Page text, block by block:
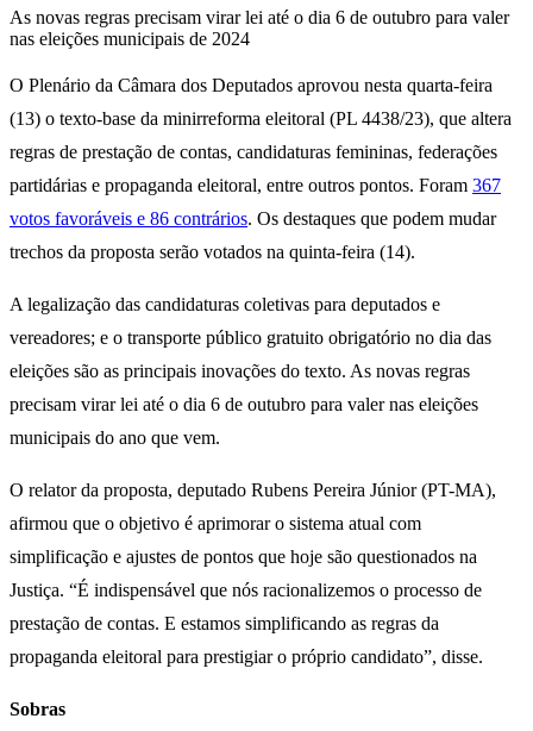
As novas regras precisam virar lei até o dia 6 de outubro para valer
nas eleições municipais de 2024
O Plenário da Câmara dos Deputados aprovou nesta quarta-feira
(13) o texto-base da minirreforma eleitoral (PL 4438/23), que altera
regras de prestação de contas, candidaturas femininas, federações
partidárias e propaganda eleitoral, entre outros pontos. Foram 367
votos favoráveis e 86 contrários. Os destaques que podem mudar
trechos da proposta serão votados na quinta-feira (14).
A legalização das candidaturas coletivas para deputados e
vereadores; e o transporte público gratuito obrigatório no dia das
eleições são as principais inovações do texto. As novas regras
precisam virar lei até o dia 6 de outubro para valer nas eleições
municipais do ano que vem.
O relator da proposta, deputado Rubens Pereira Júnior (PT-MA),
afirmou que o objetivo é aprimorar o sistema atual com
simplificação e ajustes de pontos que hoje são questionados na
Justiça. “É indispensável que nós racionalizemos o processo de
prestação de contas. E estamos simplificando as regras da
propaganda eleitoral para prestigiar o próprio candidato”, disse.
Sobras